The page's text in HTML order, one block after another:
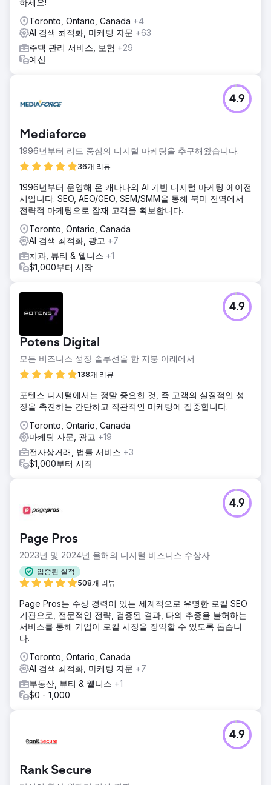
Toronto, Ontario, Canada +4
AI 검색 최적화, 마케팅 자문 +63
주택 관리 서비스, 보험 +29
예산
Mediaforce
1996년부터 리드 중심의 디지털 마케팅을 추구해왔습니다.
36개 리뷰
4.9
1996년부터 운영해 온 캐나다의 AI 기반 디지털 마케팅 에이전
시입니다. SEO, AEO/GEO, SEM/SMM을 통해 북미 전역에서
전략적 마케팅으로 잠재 고객을 확보합니다.
Toronto, Ontario, Canada
AI 검색 최적화, 광고 +7
치과, 뷰티 & 웰니스 +1
$1,000부터 시작
Potens Digital
모든 비즈니스 성장 솔루션을 한 지붕 아래에서
138개 리뷰
4.9
포텐스 디지털에서는 정말 중요한 것, 즉 고객의 실질적인 성
장을 촉진하는 간단하고 직관적인 마케팅에 집중합니다.
Toronto, Ontario, Canada
마케팅 자문, 광고 +19
전자상거래, 법률 서비스 +3
$1,000부터 시작
Page Pros
2023년 및 2024년 올해의 디지털 비즈니스 수상자
입증된 실적
508개 리뷰
4.9
Page Pros는 수상 경력이 있는 세계적으로 유명한 로컬 SEO
기관으로, 전문적인 전략, 검증된 결과, 타의 추종을 불허하는
서비스를 통해 기업이 로컬 시장을 장악할 수 있도록 돕습니
다.
Toronto, Ontario, Canada
AI 검색 최적화, 마케팅 자문 +7
부동산, 뷰티 & 웰니스 +1
$0 - 1,000
Rank Secure
4.9